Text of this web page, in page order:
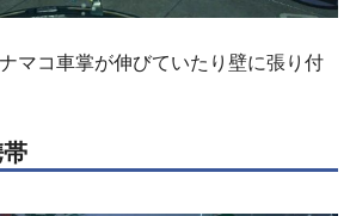
マコ車掌が伸びていたり壁に張り付